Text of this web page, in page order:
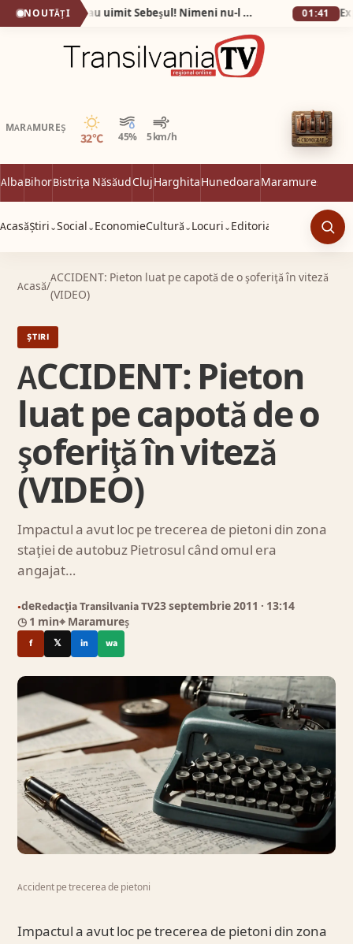
NOUTĂȚI Fotografiile care au uimit Sebeșul! Nimeni nu-l mai recunoaște pe Eugen după ce a slăbit 60 de kilograme în 9 luni! 01:41
MARAMUREȘ
32°C 45% 5 km/h
Senin
AlbaBihorBistrița NăsăudClujHarghitaHunedoaraMaramureș
AcasăȘtiri ⌄Social ⌄ EconomieCultură ⌄ Locuri ⌄ Editorial
Acasă/
ACCIDENT: Pieton luat pe capotă de o şoferiţă în viteză
(VIDEO)
ȘTIRI
ACCIDENT: Pieton
luat pe capotă de o
şoferiţă în viteză
(VIDEO)
Impactul a avut loc pe trecerea de pietoni din zona
staţiei de autobuz Pietrosul când omul era
angajat…
●deRedacția Transilvania TV23 septembrie 2011 · 13:14
◷ 1 min⌖ Maramureș
f 𝕏 in wa
Accident pe trecerea de pietoni
Impactul a avut loc pe trecerea de pietoni din zona